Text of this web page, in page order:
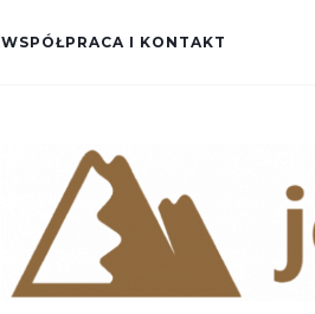
WSPÓŁPRACA I KONTAKT